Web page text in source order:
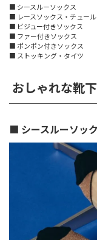
■ シースルーソックス
■ レースソックス・チュー
■ ビジュー付きソックス
■ ファー付きソックス
■ ポンポン付きソックス
■ ストッキング・タイツ
おしゃれな靴
■ シースルーソッ